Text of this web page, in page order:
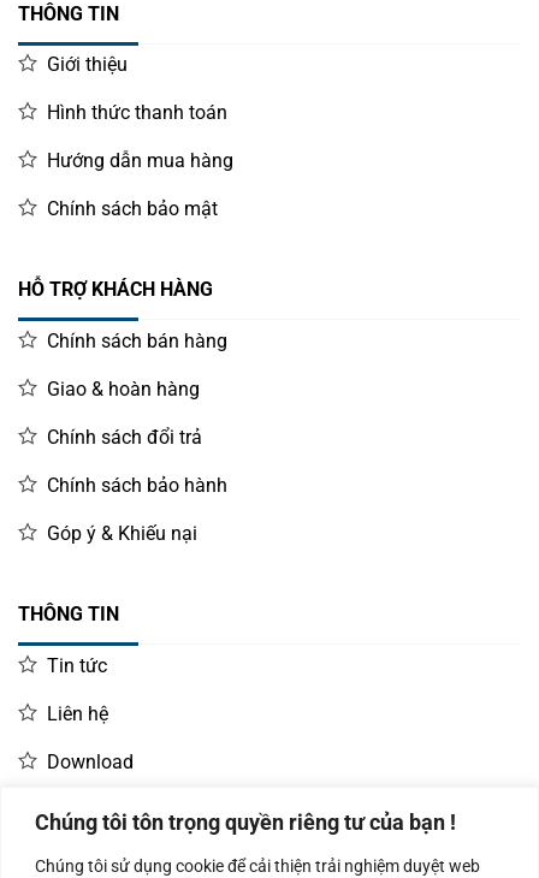
Chúng tôi tôn trọng quyền riêng tư của bạn !
Chúng tôi sử dụng cookie để cải thiện trải nghiệm duyệt web
THÔNG TIN
Giới thiệu
Hình thức thanh toán
Hướng dẫn mua hàng
Chính sách bảo mật
HỖ TRỢ KHÁCH HÀNG
Chính sách bán hàng
Giao & hoàn hàng
Chính sách đổi trả
Chính sách bảo hành
Góp ý & Khiếu nại
THÔNG TIN
Tin tức
Liên hệ
Download
LIÊN HỆ MUA HÀNG